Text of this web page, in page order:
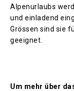
Alpenurlaubs
und einladend
Grössen sind sie
geeignet.
Um mehr über